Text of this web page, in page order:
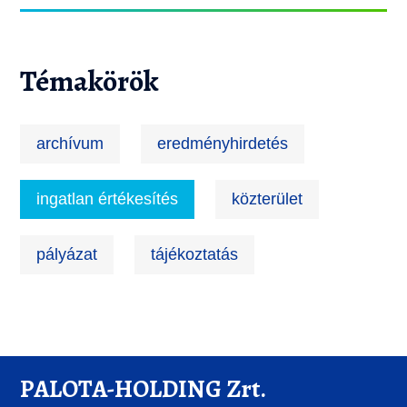
Témakörök
archívum eredményhirdetés
ingatlan értékesítés közterület
pályázat tájékoztatás
PALOTA-HOLDING Zrt.